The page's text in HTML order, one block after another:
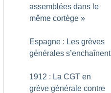
assemblées dans le
même cortège »
Espagne : Les grèves
générales s’enchaînent
1912 : La CGT en
grève générale contre